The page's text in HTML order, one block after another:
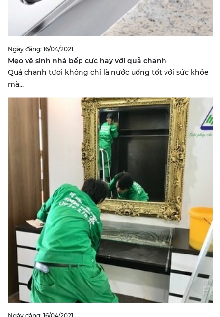
Ngày đăng: 16/04/2021
Mẹo vệ sinh nhà bếp cực hay với quả chanh
Quả chanh tươi không chỉ là nước uống tốt với sức khỏe
mà...
Ngày đăng: 16/04/2021